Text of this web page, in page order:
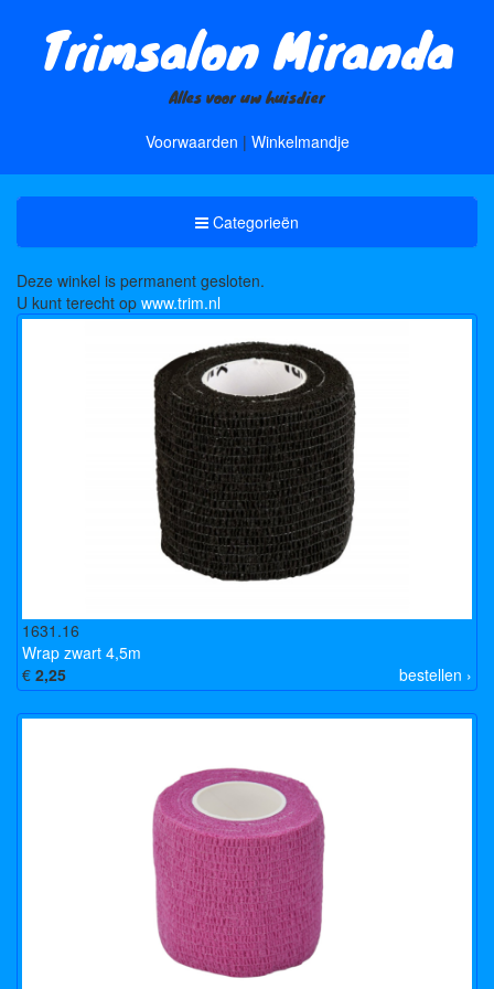
Trimsalon Miranda
Alles voor uw huisdier
Voorwaarden | Winkelmandje
Toggle
Categorieën
Categorieën
Deze winkel is permanent gesloten.
U kunt terecht op www.trim.nl
1631.16
Wrap zwart 4,5m
bestellen ›
€ 2,25